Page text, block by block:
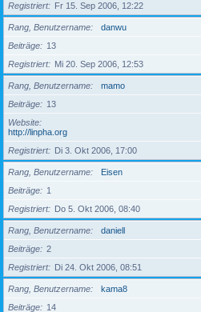
Registriert
Fr 15. Sep 2006, 12:22
Rang, Benutzername
danwu
Beiträge
13
Registriert
Mi 20. Sep 2006, 12:53
Rang, Benutzername
mamo
Beiträge
13
Website
http://linpha.org
Registriert
Di 3. Okt 2006, 17:00
Rang, Benutzername
Eisen
Beiträge
1
Registriert
Do 5. Okt 2006, 08:40
Rang, Benutzername
daniell
Beiträge
2
Registriert
Di 24. Okt 2006, 08:51
Rang, Benutzername
kama8
Beiträge
14